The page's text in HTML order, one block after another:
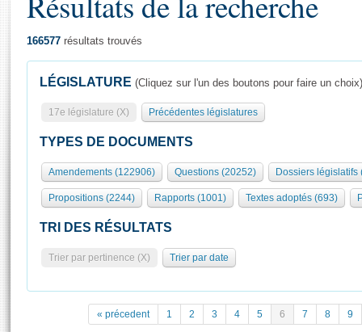
Présidence
577 députés
Groupes politiques
Séance publique
Commissions et autres organes
Europe et International
Pétitions
Rôle et pouvoirs de l'Assemblée
Organisation de l'Assemblée
Présidence Conférence des Présidents Bureau Collège des
Statistiques et chiffres clés
Documents de référence
( Constitution | Règlement de l'Assemblée ... )
Visiter l'Assemblée
Visite virtuelle du palais Bourbon
Assister à une séance
La Bibliothèque
166577 résultats trouvés
LÉGISLATURE (Cliquez sur l'un des boutons pour faire un choix)
17e législature (X) Précédentes législatures
TYPES DE DOCUMENTS
Amendements (122906) Questions (20252) Dossiers législatifs
Propositions (2244) Rapports (1001) Textes adoptés (693)
TRI DES RÉSULTATS
Trier par pertinence (X) Trier par date
« précedent 1 2 3 4 5 6 7 8 9